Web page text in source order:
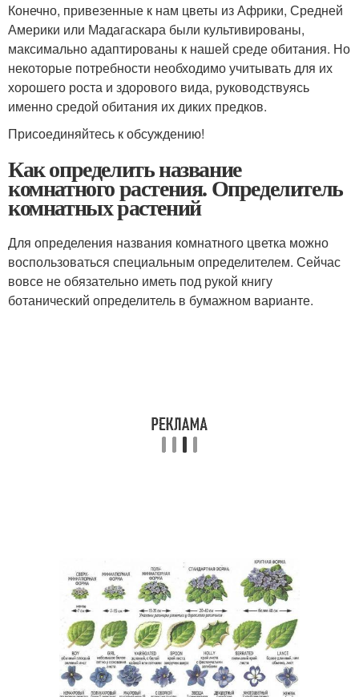
Конечно, привезенные к нам цветы из Африки, Средней
Америки или Мадагаскара были культивированы,
максимально адаптированы к нашей среде обитания. Но
некоторые потребности необходимо учитывать для их
хорошего роста и здорового вида, руководствуясь
именно средой обитания их диких предков.
Присоединяйтесь к обсуждению!
Как определить название
комнатного растения. Определитель
комнатных растений
Для определения названия комнатного цветка можно
воспользоваться специальным определителем. Сейчас
вовсе не обязательно иметь под рукой книгу
ботанический определитель в бумажном варианте.